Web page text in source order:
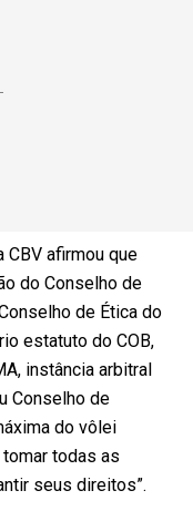
CBV afirmou que
do Conselho de
de Ética do
estatuto do COB,
instância arbitral
Conselho de
do vôlei
todas as
seus direitos”.